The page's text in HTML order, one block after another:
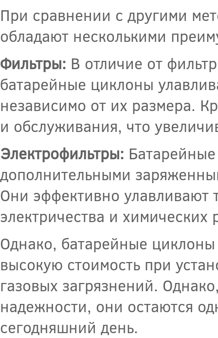
При сравнении с другими
обладают несколькими
Фильтры: В отличие от
батарейные циклоны
независимо от их размера.
и обслуживания, что
Электрофильтры:
дополнительными
Они эффективно улавливают
электричества и химических
Однако, батарейные
высокую стоимость при
газовых загрязнений.
надежности, они остаются
сегодняшний день.